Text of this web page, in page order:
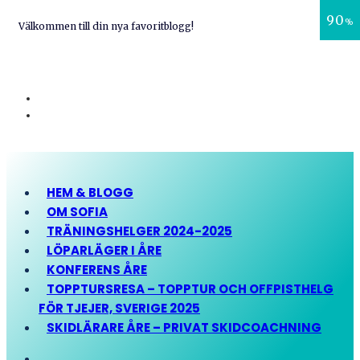
Välkommen till din nya favoritblogg!
HEM & BLOGG
OM SOFIA
TRÄNINGSHELGER 2024-2025
LÖPARLÄGER I ÅRE
KONFERENS ÅRE
TOPPTURSRESA – TOPPTUR OCH OFFPISTHELG
FÖR TJEJER, SVERIGE 2025
SKIDLÄRARE ÅRE – PRIVAT SKIDCOACHNING
90%